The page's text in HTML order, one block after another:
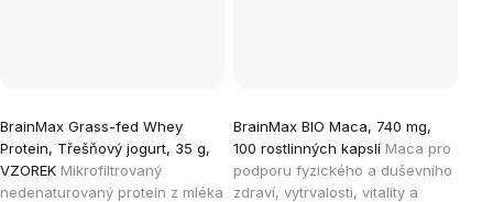
BrainMax Grass-fed Whey
Protein, Třešňový jogurt, 35 g,
VZOREK Mikrofiltrovaný
nedenaturovaný protein z mléka
BrainMax BIO Maca, 740 mg,
100 rostlinných kapslí Maca pro
podporu fyzického a duševního
zdraví, vytrvalosti, vitality a